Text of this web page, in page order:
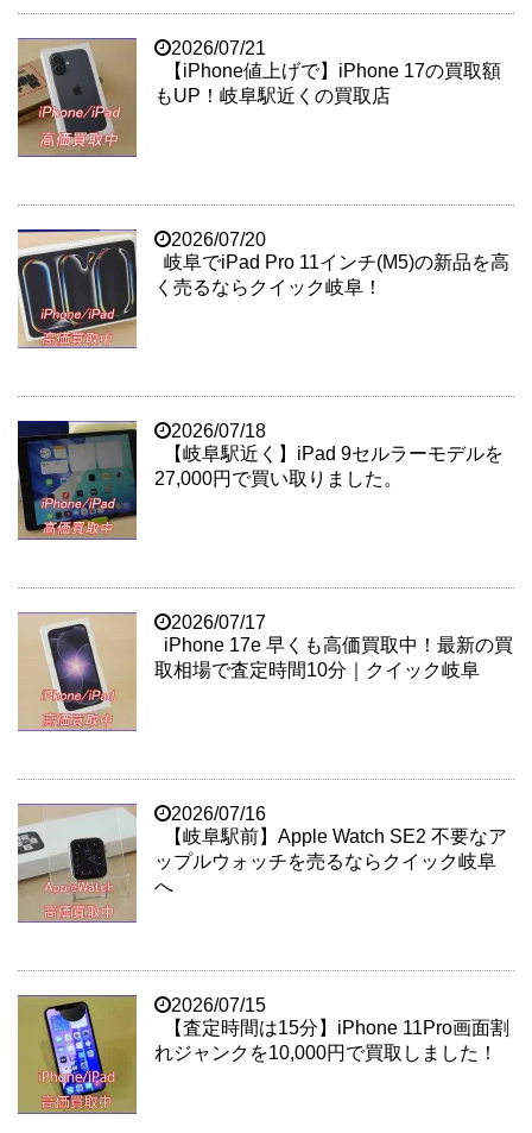
2026/07/21
【iPhone値上げで】iPhone 17の買取額
もUP！岐阜駅近くの買取店
2026/07/20
岐阜でiPad Pro 11インチ(M5)の新品を高
く売るならクイック岐阜！
2026/07/18
【岐阜駅近く】iPad 9セルラーモデルを
27,000円で買い取りました。
2026/07/17
iPhone 17e 早くも高価買取中！最新の買
取相場で査定時間10分｜クイック岐阜
2026/07/16
【岐阜駅前】Apple Watch SE2 不要なア
ップルウォッチを売るならクイック岐阜
へ
2026/07/15
【査定時間は15分】iPhone 11Pro画面割
れジャンクを10,000円で買取しました！